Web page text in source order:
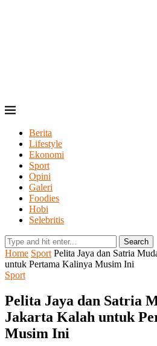
Berita
Lifestyle
Ekonomi
Sport
Opini
Galeri
Foodies
Hobi
Selebritis
Search
Home Sport Pelita Jaya dan Satria
untuk Pertama Kalinya Musim Ini
Sport
Pelita Jaya dan Satria
Jakarta Kalah untuk
Musim Ini